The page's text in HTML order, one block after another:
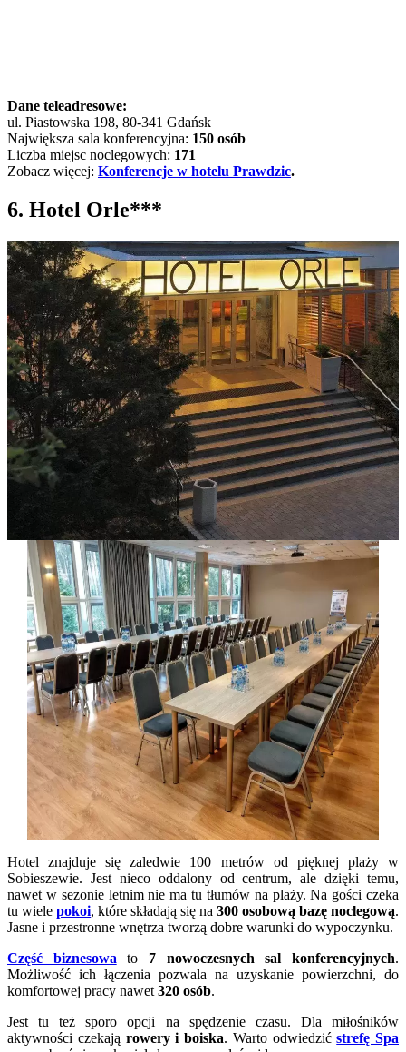
Dane teleadresowe:
ul. Piastowska 198, 80-341 Gdańsk
Największa sala konferencyjna: 150 osób
Liczba miejsc noclegowych: 171
Zobacz więcej: Konferencje w hotelu Prawdzic.
6. Hotel Orle***
Hotel znajduje się zaledwie 100 metrów od pięknej plaży w
Sobieszewie. Jest nieco oddalony od centrum, ale dzięki temu,
nawet w sezonie letnim nie ma tu tłumów na plaży. Na gości czeka
tu wiele pokoi, które składają się na 300 osobową bazę noclegową.
Jasne i przestronne wnętrza tworzą dobre warunki do wypoczynku.
Część biznesowa to 7 nowoczesnych sal konferencyjnych.
Możliwość ich łączenia pozwala na uzyskanie powierzchni, do
komfortowej pracy nawet 320 osób.
Jest tu też sporo opcji na spędzenie czasu. Dla miłośników
aktywności czekają rowery i boiska. Warto odwiedzićstrefę Spa